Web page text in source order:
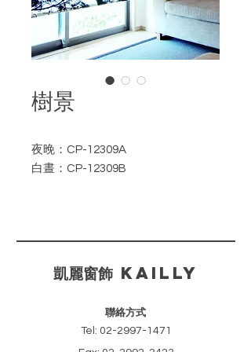
樹景
夜晚：CP-12309A
白晝：CP-12309B
​凱麗窗飾 KAILLY
聯絡方式
Tel: 02-2997-1471